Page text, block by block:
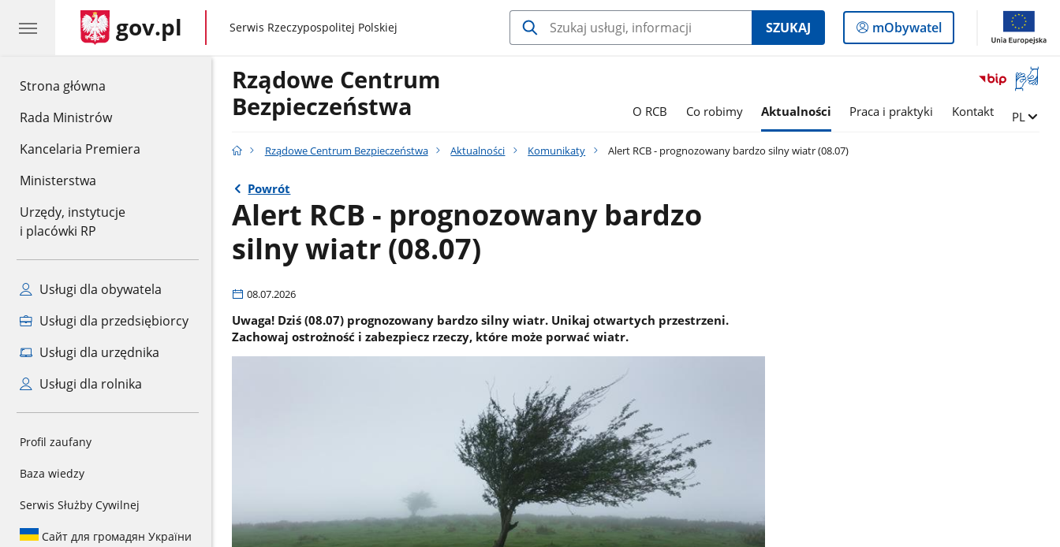
Strona główna
Rada Ministrów
Kancelaria Premiera
Ministerstwa
Urzędy, instytucje
i placówki RP
Usługi dla obywatela
Usługi dla przedsiębiorcy
Usługi dla urzędnika
Usługi dla rolnika
Profil zaufany
Baza wiedzy
Serwis Służby Cywilnej
Сайт для громадян України
gov.pl gov.pl
Serwis Rzeczypospolitej Polskiej SZUKAJ
Logowanie
do
mObywatel
Otwórz
okno
Rządowe Centrum
Bezpieczeństwa
O RCB Co robimy Aktualności Praca i praktyki Kontakt Zmień
PL
Rządowe Centrum Bezpieczeństwa Aktualności Komunikaty Alert RCB - prognozowany bardzo silny wiatr (08.07)
Powrót
Alert RCB - prognozowany bardzo
silny wiatr (08.07)
08.07.2026
Uwaga! Dziś (08.07) prognozowany bardzo silny wiatr. Unikaj otwartych przestrzeni.
Zachowaj ostrożność i zabezpiecz rzeczy, które może porwać wiatr.